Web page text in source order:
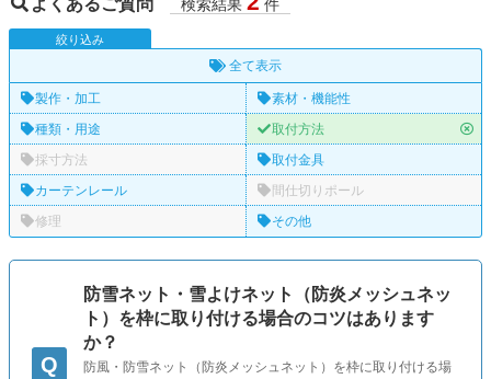
よくあるご質問 検索結果 件
絞り込み
全て表示
製作・加工
素材・機能性
種類・用途
取付方法
採寸方法
取付金具
カーテンレール
間仕切りポール
修理
その他
Q
防雪ネット・雪よけネット（防炎メッシュネッ
ト）を枠に取り付ける場合のコツはあります
か？
防風・防雪ネット（防炎メッシュネット）を枠に取り付ける場